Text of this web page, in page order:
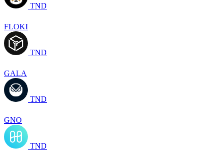
TND
FLOKI
TND
GALA
TND
GNO
TND